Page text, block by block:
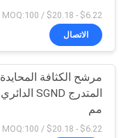
POLICY
$6.22 - $20.18 / Piece MOQ:100
الاتصال
مرشح الكثافة المحايدة
مم
$6.22 - $20.18 / Piece MOQ:100